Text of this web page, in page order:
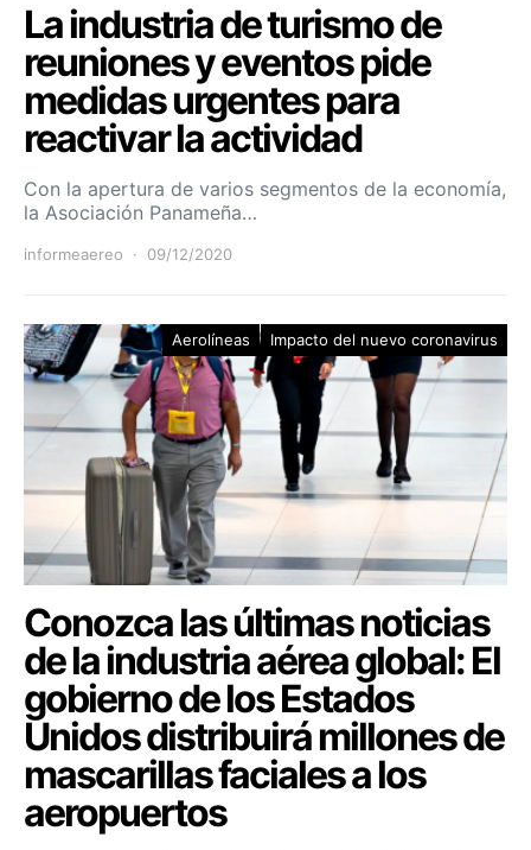
La industria de turismo de
reuniones y eventos pide
medidas urgentes para
reactivar la actividad
Con la apertura de varios segmentos de la economía,
la Asociación Panameña…
informeaereo 09/12/2020
Aerolíneas Impacto del nuevo coronavirus
Conozca las últimas noticias
de la industria aérea global: El
gobierno de los Estados
Unidos distribuirá millones de
mascarillas faciales a los
aeropuertos